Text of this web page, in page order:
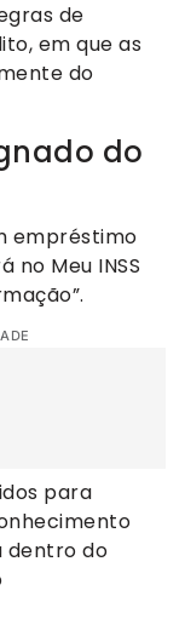
de
em que as
do
do
empréstimo
Meu INSS
para
dentro do